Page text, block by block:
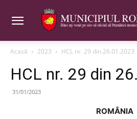
Acasă 2023 HCL nr. 29 din 26.01.2023
HCL nr. 29 din
31/01/2023
ROMÂNIA